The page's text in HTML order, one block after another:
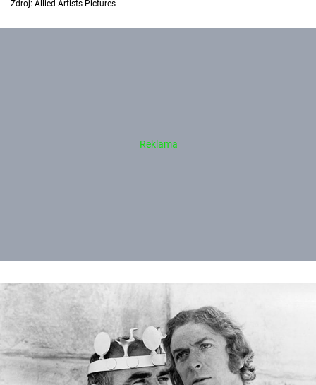
Zdroj: Allied Artists Pictures